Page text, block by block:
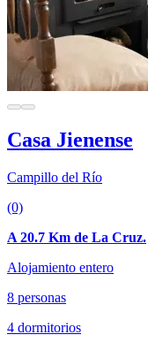
Casa Jienense
Campillo del Río
(0)
A 20.7 Km de La Cruz.
Alojamiento entero
8 personas
4 dormitorios